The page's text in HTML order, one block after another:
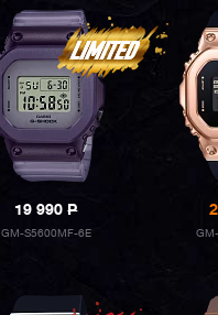
19 990P
GM-S5600MF-6E